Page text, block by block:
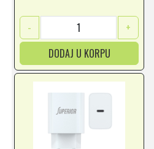
-
+
DODAJ U KORPU